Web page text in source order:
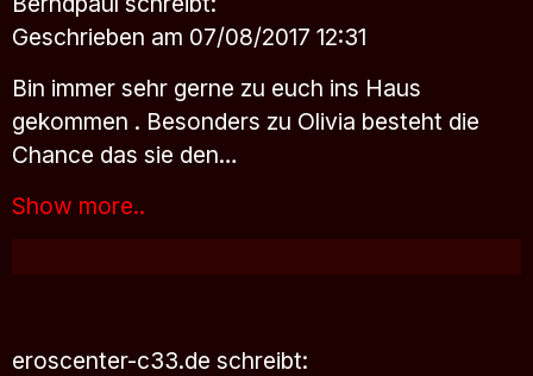
Geschrieben am 07/08/2017 12:31
Bin immer sehr gerne zu euch ins Haus
gekommen . Besonders zu Olivia besteht die
Chance das sie den…
Show more..
eroscenter-c33.de schreibt: